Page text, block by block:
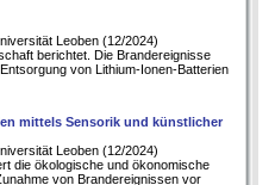
Leoben (12/2024)
berichtet. Die Brandereignisse
von Lithium-Ionen-Batterien
mittels Sensorik und künstlicher
Leoben (12/2024)
die ökologische und ökonomische
von Brandereignissen vor